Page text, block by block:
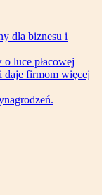
dla biznesu i
luce płacowej
daje firmom więcej